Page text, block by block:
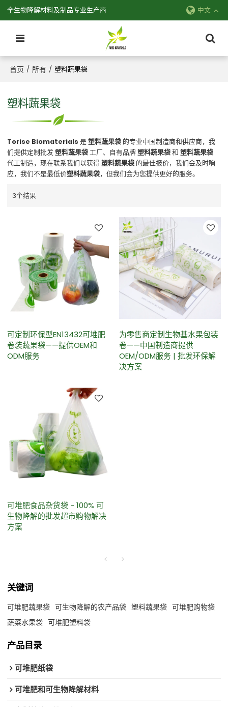
全生物降解材料及制品专业生产商 中文
首页 / 所有 / 塑料蔬果袋
塑料蔬果袋
Torise Biomaterials 是塑料蔬果袋 的专业中国制造商和供应商，我
们提供定制批发塑料蔬果袋工厂、自有品牌塑料蔬果袋和塑料蔬果袋
代工制造，现在联系我们以获得塑料蔬果袋 的最佳报价，我们会及时响
应，我们不是最低价塑料蔬果袋，但我们会为您提供更好的服务。
3个结果
可定制环保型EN13432可堆肥
卷装蔬果袋——提供OEM和
ODM服务
为零售商定制生物基水果包装
卷——中国制造商提供
OEM/ODM服务 | 批发环保解
决方案
可堆肥食品杂货袋 - 100% 可
生物降解的批发超市购物解决
方案
关键词
可堆肥蔬果袋 可生物降解的农产品袋 塑料蔬果袋 可堆肥购物袋
蔬菜水果袋 可堆肥塑料袋
产品目录
可堆肥纸袋
可堆肥和可生物降解材料